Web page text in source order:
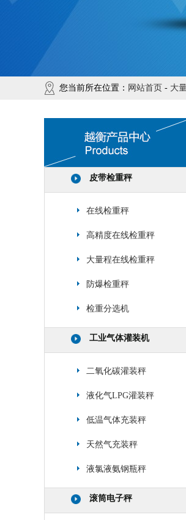
您当前所在位置： 网站首页 - 大
皮带检重秤
在线检重秤
高精度在线检重秤
大量程在线检重秤
防爆检重秤
检重分选机
工业气体灌装机
二氧化碳灌装秤
液化气LPG灌装秤
低温气体充装秤
天然气充装秤
液氯液氨钢瓶秤
滚筒电子秤